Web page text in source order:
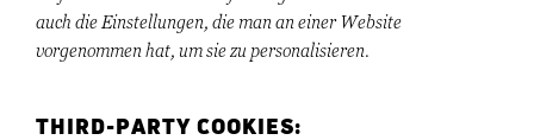
auch die Einstellungen, die man an einer Website
vorgenommen hat, um sie zu personalisieren.
THIRD-PARTY COOKIES: